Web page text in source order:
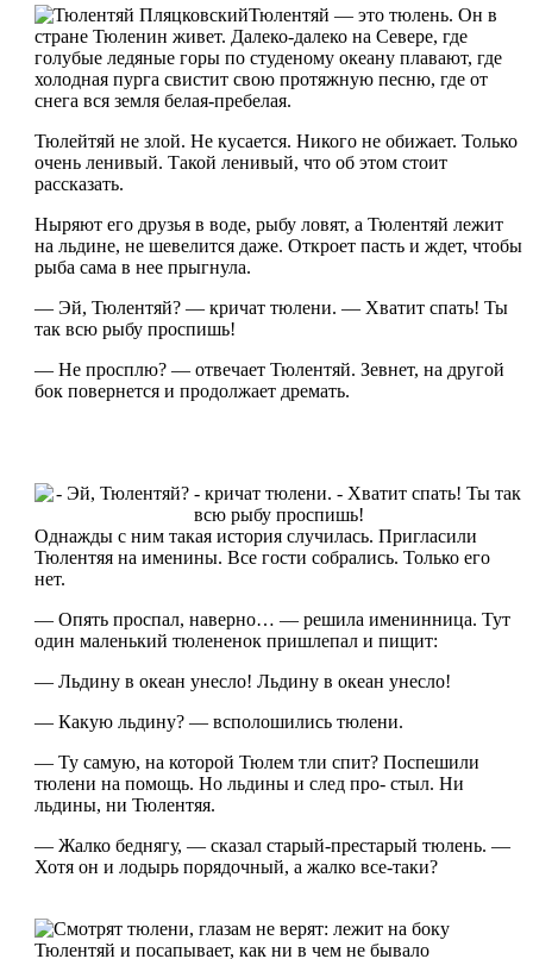
Тюлентяй — это тюлень. Он в
стране Тюленин живет. Далеко-далеко на Севере, где
голубые ледяные горы по студеному океану плавают, где
холодная пурга свистит свою протяжную песню, где от
снега вся земля белая-пребелая.
Тюлейтяй не злой. Не кусается. Никого не обижает. Только
очень ленивый. Такой ленивый, что об этом стоит
рассказать.
Ныряют его друзья в воде, рыбу ловят, а Тюлентяй лежит
на льдине, не шевелится даже. Откроет пасть и ждет, чтобы
рыба сама в нее прыгнула.
— Эй, Тюлентяй? — кричат тюлени. — Хватит спать! Ты
так всю рыбу проспишь!
— Не просплю? — отвечает Тюлентяй. Зевнет, на другой
бок повернется и продолжает дремать.
Однажды с ним такая история случилась. Пригласили
Тюлентяя на именины. Все гости собрались. Только его
нет.
— Опять проспал, наверно… — решила именинница. Тут
один маленький тюлененок пришлепал и пищит:
— Льдину в океан унесло! Льдину в океан унесло!
— Какую льдину? — всполошились тюлени.
— Ту самую, на которой Тюлем тли спит? Поспешили
тюлени на помощь. Но льдины и след про- стыл. Ни
льдины, ни Тюлентяя.
— Жалко беднягу, — сказал старый-престарый тюлень. —
Хотя он и лодырь порядочный, а жалко все-таки?